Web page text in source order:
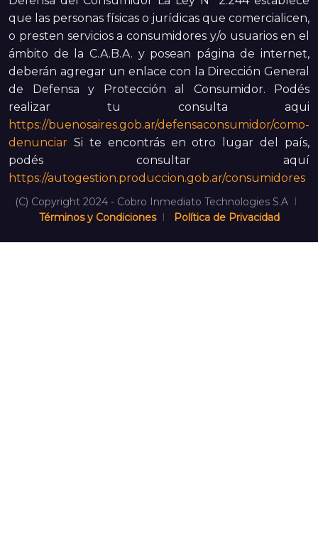
que las personas físicas o jurídicas que comercialicen,
o presten servicios a consumidores y/o usuarios en el
ámbito de la C.A.B.A. y posean página de internet,
deberán agregar un enlace con la Dirección General
de Defensa y Protección al Consumidor. Podés
realizar tu consulta aqui
https://buenosaires.gob.ar/defensaconsumidor/como-
denunciar Si te encontrás en otro lugar del país,
podés consultar aquí
https://autogestion.produccion.gob.ar/consumidores
(C) Copyright 2024 - Cobro Inmediato Technologies S.A I
Términos y CondicionesI Política de Privacidad